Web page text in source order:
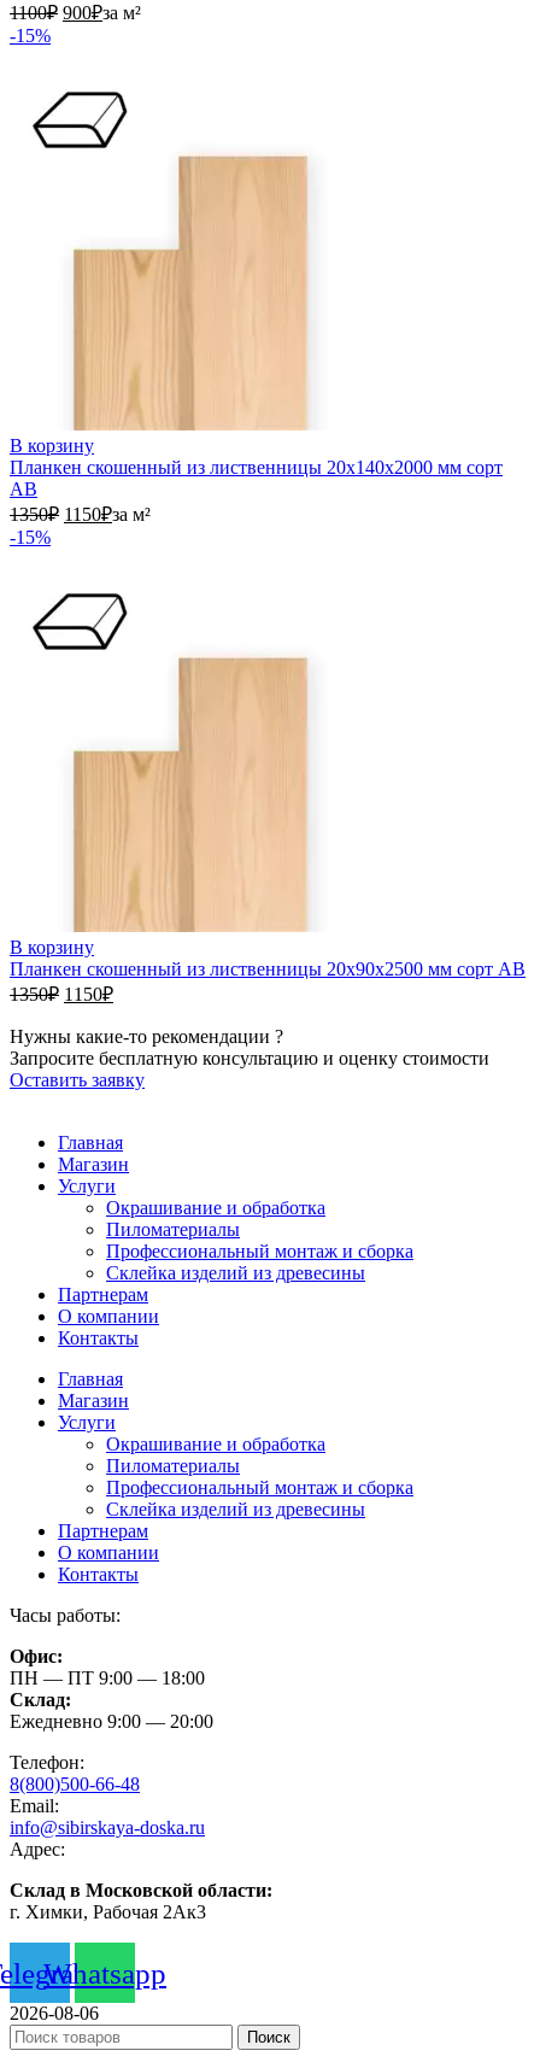
1100₽ 1100₽.
900₽900₽.
за м²
-15%
В корзину
Планкен скошенный из лиственницы 20х140х2000 мм сорт
АВ
1350₽ 1350₽.
1150₽1150₽.
за м²
-15%
В корзину
Планкен скошенный из лиственницы 20х90х2500 мм сорт АВ
1350₽ 1350₽.
1150₽1150₽.
Нужны какие-то рекомендации ?
Запросите бесплатную консультацию и оценку стоимости
Оставить заявку
Главная
Магазин
Услуги
Окрашивание и обработка
Пиломатериалы
Профессиональный монтаж и сборка
Склейка изделий из древесины
Партнерам
О компании
Контакты
Главная
Магазин
Услуги
Окрашивание и обработка
Пиломатериалы
Профессиональный монтаж и сборка
Склейка изделий из древесины
Партнерам
О компании
Контакты
Часы работы:
Офис:
ПН — ПТ 9:00 — 18:00
Склад:
Ежедневно 9:00 — 20:00
Телефон:
8(800)500-66-48
Email:
info@sibirskaya-doska.ru
Адрес:
Склад в Московской области:
г. Химки, Рабочая 2Ак3
Whatsapp
2026-08-06
Поиск